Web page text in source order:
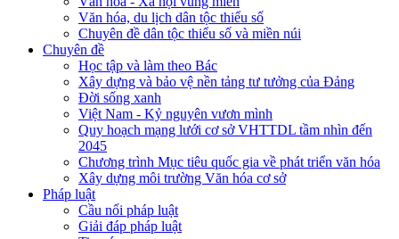
Văn hóa, du lịch dân tộc thiểu số
Chuyên đề dân tộc thiểu số và miền núi
Chuyên đề
Học tập và làm theo Bác
Xây dựng và bảo vệ nền tảng tư tưởng của Đảng
Đời sống xanh
Việt Nam - Kỷ nguyên vươn mình
Quy hoạch mạng lưới cơ sở VHTTDL tầm nhìn đến
2045
Chương trình Mục tiêu quốc gia về phát triển văn hóa
Xây dựng môi trường Văn hóa cơ sở
Pháp luật
Cầu nối pháp luật
Giải đáp pháp luật